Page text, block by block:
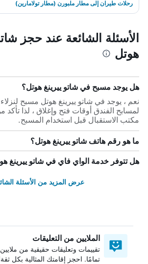
رحلات طيران إلى مطار ملبورن (مطار تولامارين)
الأسئلة الشائعة عند حجز
هوتل
هل يوجد مسبح في شاتو ييرينغ هوتل؟
نعم ، يوجد في شاتو ييرينغ هوتل مسبح
لمسابح الفندق أوقات فتح وإغلاق ، لذا تأكد
مكتب الاستقبال قبل استخدام المسبح.
ما هو رقم هاتف شاتو ييرينغ هوتل؟
هل تتوفر خدمة الواي فاي في شاتو ييرينغ
عرض المزيد من الأسئلة
الملايين من التعليقات
تقييمات وتعليقات حقيقية من ملايين
تمامًا. احجز إقامتك المثالية بكل